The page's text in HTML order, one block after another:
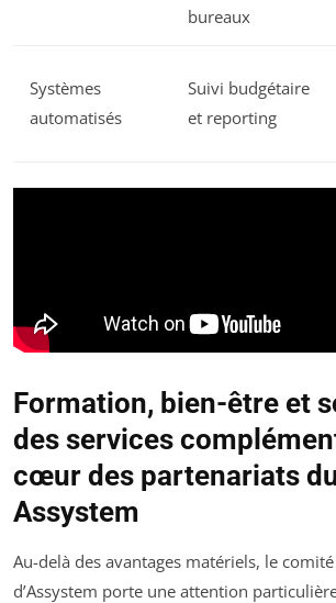
bureaux
Systèmes
automatisés
Suivi budgétaire
et reporting
Formation, bien-être et
des services
cœur des partenariats
Assystem
Au-delà des avantages matériels, le
d’Assystem porte une attention